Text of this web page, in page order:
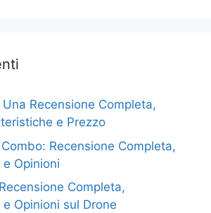
Una Recensione Completa,
e Prezzo
Recensione Completa,
Opinioni
Completa,
Opinioni sul Drone